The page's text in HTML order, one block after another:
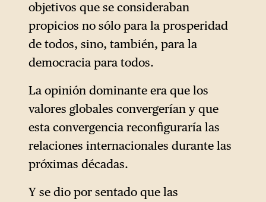
objetivos que se consideraban
propicios no sólo para la prosperidad
de todos, sino, también, para la
democracia para todos.
La opinión dominante era que los
valores globales convergerían y que
esta convergencia reconfiguraría las
relaciones internacionales durante las
próximas décadas.
Y se dio por sentado que las